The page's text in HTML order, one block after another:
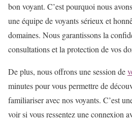
bon voyant. C’est pourquoi nous
une équipe de voyants sérieux et
domaines. Nous garantissons la
consultations et la protection de vos
De plus, nous offrons une session de
minutes pour vous permettre de
familiariser avec nos voyants. C’est
voir si vous ressentez une connexion